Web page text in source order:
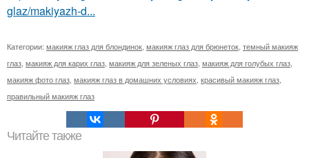
glaz/makiyazh-d...
Категории: макияж глаз для блондинок макияж глаз для брюнеток темный макияж
глаз макияж для карих глаз макияж для зеленых глаз макияж для голубых глаз
макияж фото глаз макияж глаз в домашних условиях красивый макияж глаз
правильный макияж глаз
Читайте также